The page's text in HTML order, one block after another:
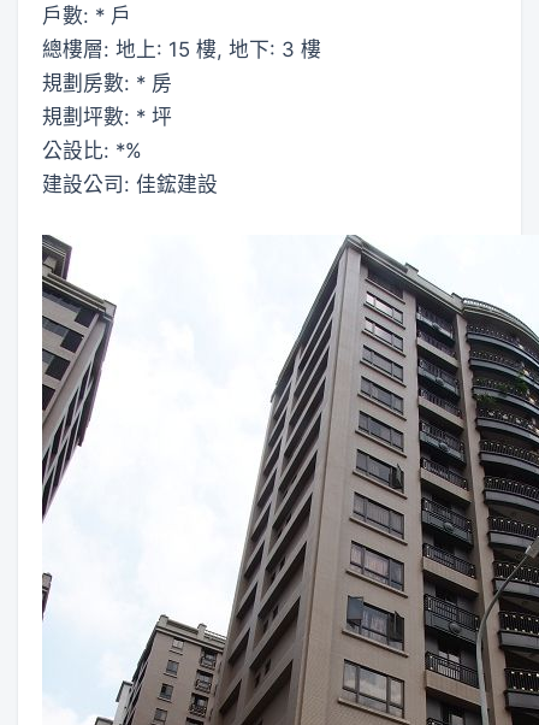
戶數: * 戶
總樓層: 地上: 15 樓, 地下: 3 樓
規劃房數: * 房
規劃坪數: * 坪
公設比: *%
建設公司: 佳鋐建設